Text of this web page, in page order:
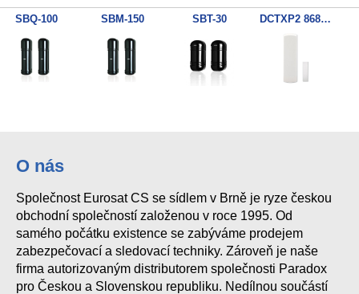
SBQ-100 SBM-150 SBT-30 DCTXP2 868MHz 2zon. kontakt
O nás
Společnost Eurosat CS se sídlem v Brně je ryze českou
obchodní společností založenou v roce 1995. Od
samého počátku existence se zabýváme prodejem
zabezpečovací a sledovací techniky. Zároveň je naše
firma autorizovaným distributorem společnosti Paradox
pro Českou a Slovenskou republiku. Nedílnou součástí